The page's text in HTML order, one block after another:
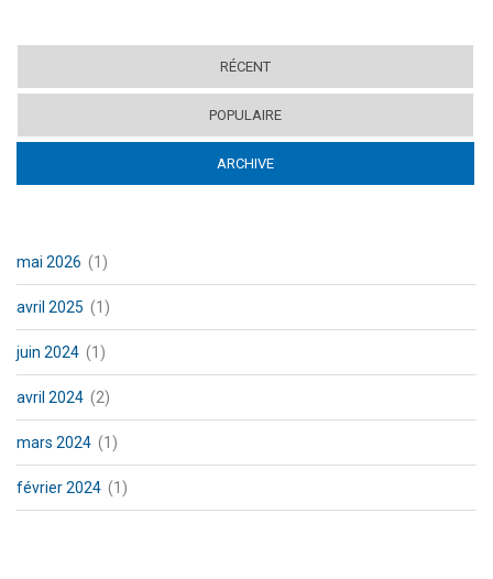
RÉCENT
POPULAIRE
ARCHIVE
mai 2026 (1)
avril 2025 (1)
juin 2024 (1)
avril 2024 (2)
mars 2024 (1)
février 2024 (1)